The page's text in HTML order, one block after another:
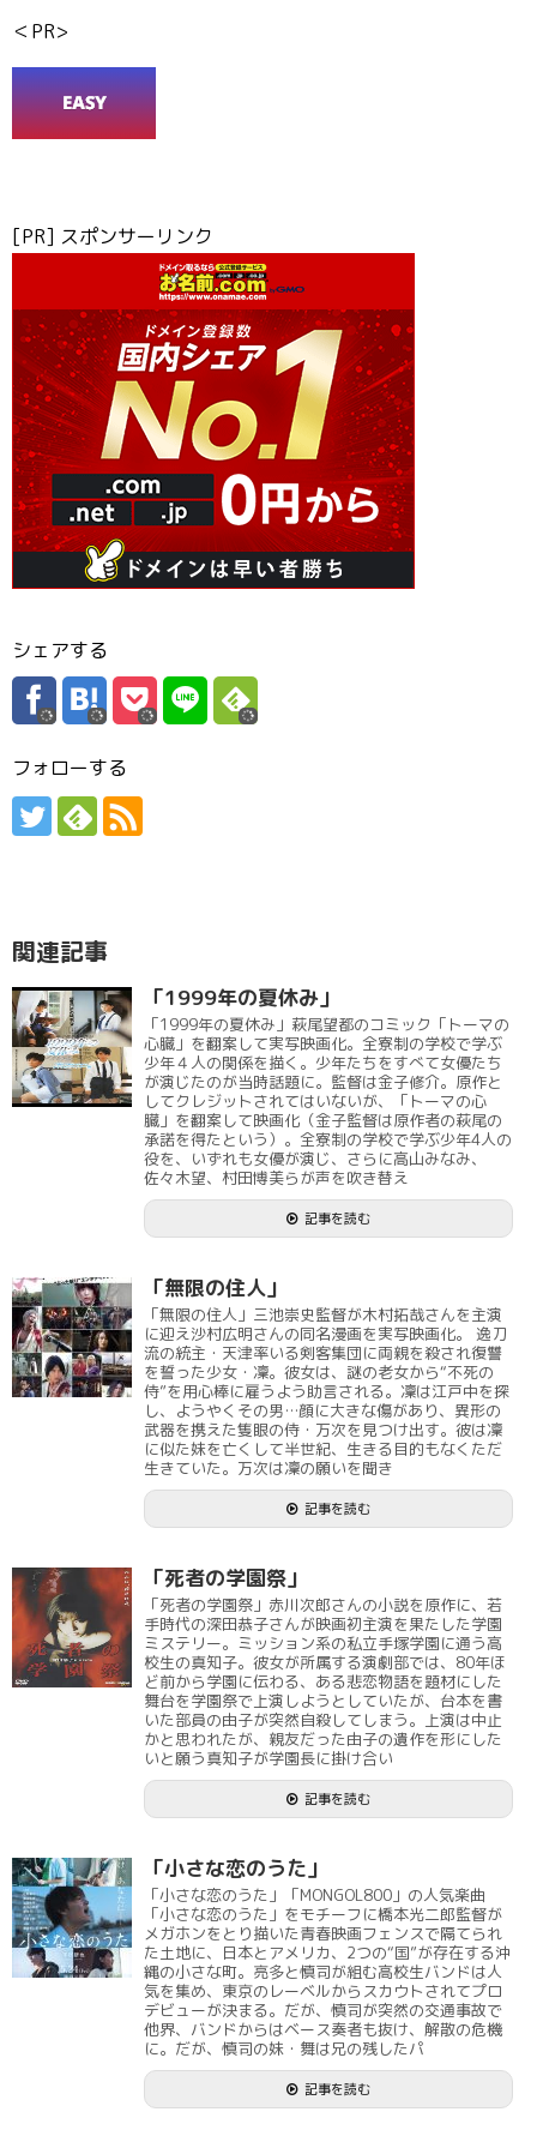
＜PR>
[PR] スポンサーリンク
シェアする
フォローする
関連記事
「1999年の夏休み」
「1999年の夏休み」萩尾望都のコミック「トーマの
心臓」を翻案して実写映画化。全寮制の学校で学ぶ
少年４人の関係を描く。少年たちをすべて女優たち
が演じたのが当時話題に。監督は金子修介。原作と
してクレジットされてはいないが、「トーマの心
臓」を翻案して映画化（金子監督は原作者の萩尾の
承諾を得たという）。全寮制の学校で学ぶ少年4人の
役を、いずれも女優が演じ、さらに高山みなみ、
佐々木望、村田博美らが声を吹き替え
記事を読む
「無限の住人」
「無限の住人」三池崇史監督が木村拓哉さんを主演
に迎え沙村広明さんの同名漫画を実写映画化。 逸刀
流の統主・天津率いる剣客集団に両親を殺され復讐
を誓った少女・凜。彼女は、謎の老女から“不死の
侍”を用心棒に雇うよう助言される。凜は江戸中を探
し、ようやくその男…顔に大きな傷があり、異形の
武器を携えた隻眼の侍・万次を見つけ出す。彼は凜
に似た妹を亡くして半世紀、生きる目的もなくただ
生きていた。万次は凜の願いを聞き
記事を読む
「死者の学園祭」
「死者の学園祭」赤川次郎さんの小説を原作に、若
手時代の深田恭子さんが映画初主演を果たした学園
ミステリー。ミッション系の私立手塚学園に通う高
校生の真知子。彼女が所属する演劇部では、80年ほ
ど前から学園に伝わる、ある悲恋物語を題材にした
舞台を学園祭で上演しようとしていたが、台本を書
いた部員の由子が突然自殺してしまう。上演は中止
かと思われたが、親友だった由子の遺作を形にした
いと願う真知子が学園長に掛け合い
記事を読む
「小さな恋のうた」
「小さな恋のうた」「MONGOL800」の人気楽曲
「小さな恋のうた」をモチーフに橋本光二郎監督が
メガホンをとり描いた青春映画フェンスで隔てられ
た土地に、日本とアメリカ、2つの“国”が存在する沖
縄の小さな町。亮多と慎司が組む高校生バンドは人
気を集め、東京のレーベルからスカウトされてプロ
デビューが決まる。だが、慎司が突然の交通事故で
他界、バンドからはベース奏者も抜け、解散の危機
に。だが、慎司の妹・舞は兄の残したパ
記事を読む